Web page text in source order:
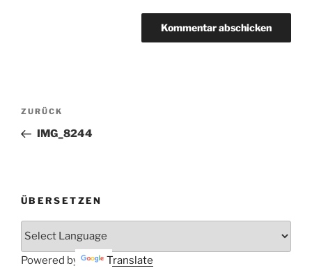
Beitrags-
Vorheriger
Beitrag
ZURÜCK
IMG_8244
ÜBERSETZEN
Powered by Translate